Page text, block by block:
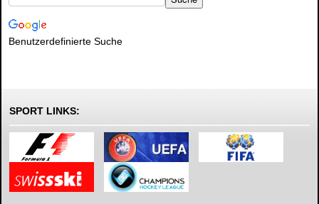
Benutzerdefinierte Suche
SPORT LINKS: